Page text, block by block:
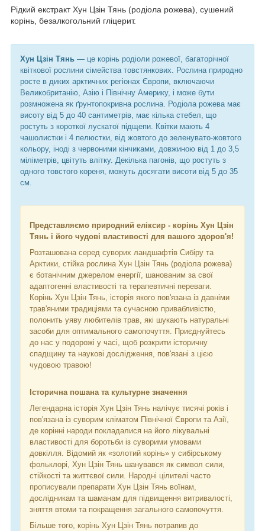
Рідкий екстракт Хун Цзін Тянь (родіола рожева), сушений
корінь, безалкогольний гліцерит.
Хун Цзін Тянь — це корінь родіоли рожевої, багаторічної
квіткової рослини сімейства товстянкових. Рослина природно
росте в диких арктичних регіонах Європи, включаючи
Великобританію, Азію і Північну Америку, і може бути
розмножена як ґрунтопокривна рослина. Родіола рожева має
висоту від 5 до 40 сантиметрів, має кілька стебел, що
ростуть з короткої лускатої підщепи. Квітки мають 4
чашолистки і 4 пелюстки, від жовтого до зеленувато-жовтого
кольору, іноді з червоними кінчиками, довжиною від 1 до 3,5
міліметрів, цвітуть влітку. Декілька пагонів, що ростуть з
одного товстого кореня, можуть досягати висоти від 5 до 35
см.
Представляємо природний еліксир - корінь Хун Цзін
Тянь і його чудові властивості для вашого здоров'я!
Розташована серед суворих ландшафтів Сибіру та
Арктики, стійка рослина Хун Цзін Тянь (родіола рожева)
є ботанічним джерелом енергії, шанованим за свої
адаптогенні властивості та терапевтичні переваги.
Корінь Хун Цзін Тянь, історія якого пов'язана із давніми
трав'яними традиціями та сучасною привабливістю,
полонить уяву любителів трав, які шукають натуральні
засоби для оптимального самопочуття. Приєднуйтесь
до нас у подорожі у часі, щоб розкрити історичну
спадщину та наукові дослідження, пов'язані з цією
чудовою травою!
Історична пошана та культурне значення
Легендарна історія Хун Цзін Тянь налічує тисячі років і
пов'язана із суворим кліматом Північної Європи та Азії,
де корінні народи покладалися на його лікувальні
властивості для боротьби із суворими умовами
довкілля. Відомий як «золотий корінь» у сибірському
фольклорі, Хун Цзін Тянь шанувався як символ сили,
стійкості та життєвої сили. Народні цілителі часто
прописували препарати Хун Цзін Тянь воїнам,
дослідникам та шаманам для підвищення витривалості,
зняття втоми та покращення загального самопочуття.
Більше того, корінь Хун Цзін Тянь потрапив до